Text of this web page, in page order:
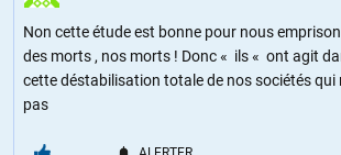
Non cette étude est bonne pour nous
des morts , nos morts ! Donc « ils « ont agit
cette déstabilisation totale de nos sociétés qui
pas